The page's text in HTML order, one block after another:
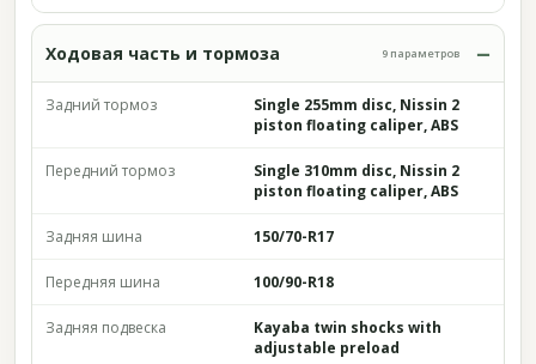
Ходовая часть и тормоза 9 параметров
Задний тормоз
Single 255mm disc, Nissin 2
piston floating caliper, ABS
Передний тормоз
Single 310mm disc, Nissin 2
piston floating caliper, ABS
Задняя шина 150/70-R17
Передняя шина 100/90-R18
Задняя подвеска
Kayaba twin shocks with
adjustable preload